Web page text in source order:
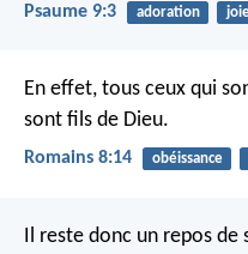
Psaume 9:3 adoration
En effet, tous ceux qui
sont fils de Dieu.
Romains 8:14 obéissance
Il reste donc un repos